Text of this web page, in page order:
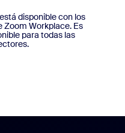
está disponible con los
Zoom Workplace. Es
para todas las